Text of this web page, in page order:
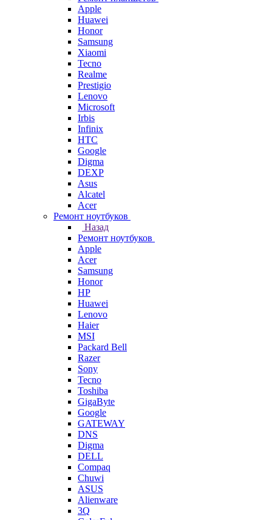
Apple
Huawei
Honor
Samsung
Xiaomi
Tecno
Realme
Prestigio
Lenovo
Microsoft
Irbis
Infinix
HTC
Google
Digma
DEXP
Asus
Alcatel
Acer
Ремонт ноутбуков
Назад
Ремонт ноутбуков
Apple
Acer
Samsung
Honor
HP
Huawei
Lenovo
Haier
MSI
Packard Bell
Razer
Sony
Tecno
Toshiba
GigaByte
Google
GATEWAY
DNS
Digma
DELL
Compaq
Chuwi
ASUS
Alienware
3Q